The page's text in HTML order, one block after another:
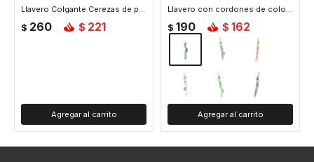
Llavero Colgante Cerezas de peluche - Fucsia
$ 260 $ 221
Llavero con cordones de colores - Azul
$ 190 $ 162